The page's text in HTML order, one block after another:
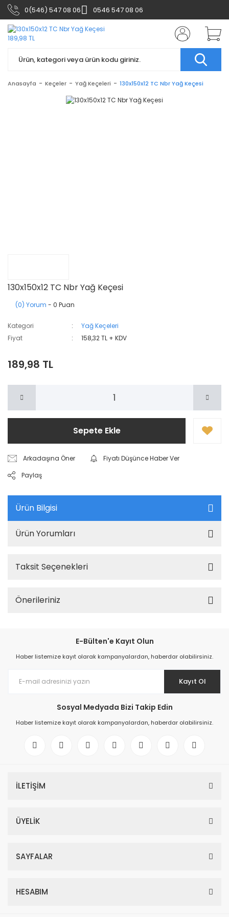
0(546) 547 08 06 0546 547 08 06
Anasayfa Keçeler Yağ Keçeleri 130x150x12 TC Nbr Yağ Keçesi
130x150x12 TC Nbr Yağ Keçesi
(0) Yorum - 0 Puan
Kategori
Yağ Keçeleri
Fiyat
158,32 TL + KDV
189,98 TL
Sepete Ekle
Arkadaşına Öner
Fiyatı Düşünce Haber Ver
Paylaş
Ürün Bilgisi
Ürün Yorumları
Taksit Seçenekleri
Önerileriniz
E-Bülten'e Kayıt Olun
Haber listemize kayıt olarak kampanyalardan, haberdar olabilirsiniz.
Kayıt Ol
Sosyal Medyada Bizi Takip Edin
Haber listemize kayıt olarak kampanyalardan, haberdar olabilirsiniz.
İLETİŞİM
ÜYELİK
SAYFALAR
HESABIM